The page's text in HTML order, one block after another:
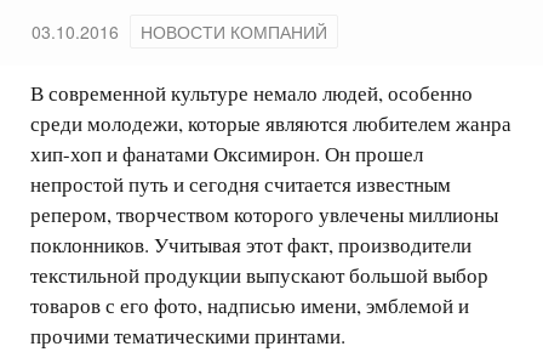
03.10.2016 НОВОСТИ КОМПАНИЙ
В современной культуре немало людей, особенно
среди молодежи, которые являются любителем жанра
хип-хоп и фанатами Оксимирон. Он прошел
непростой путь и сегодня считается известным
репером, творчеством которого увлечены миллионы
поклонников. Учитывая этот факт, производители
текстильной продукции выпускают большой выбор
товаров с его фото, надписью имени, эмблемой и
прочими тематическими принтами.